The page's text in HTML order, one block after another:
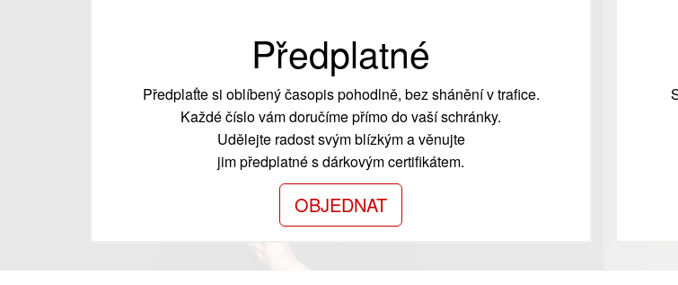
Předplatné
Předplaťte si oblíbený časopis pohodlně, bez shánění v trafice.
Každé číslo vám doručíme přímo do vaší schránky.
Udělejte radost svým blízkým a věnujte
jim předplatné s dárkovým certifikátem.
OBJEDNAT